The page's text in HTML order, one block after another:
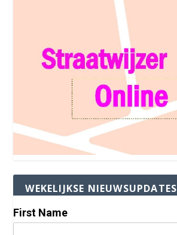
WEKELIJKSE NIEUWSUPDATES
First Name